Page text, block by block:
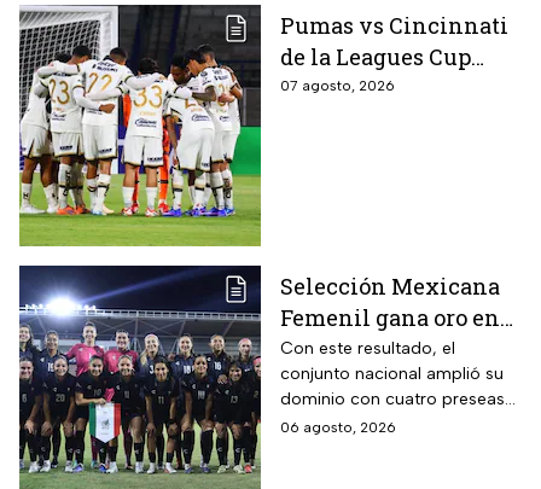
Pumas vs Cincinnati
de la Leagues Cup
2026 es pospuesto
07 agosto, 2026
Selección Mexicana
Femenil gana oro en
Juegos
Centroamericanos; el
camino de México a la
gloria
Con este resultado, el
conjunto nacional amplió su
dominio con cuatro preseas
doradas de forma
06 agosto, 2026